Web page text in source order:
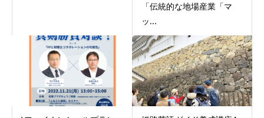
「伝統的な地場産業「マ
ッ...